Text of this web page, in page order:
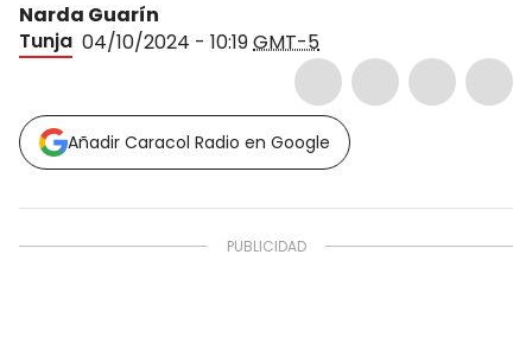
Narda Guarín
Tunja 04/10/2024 - 10:19GMT-5
Añadir Caracol Radio en Google